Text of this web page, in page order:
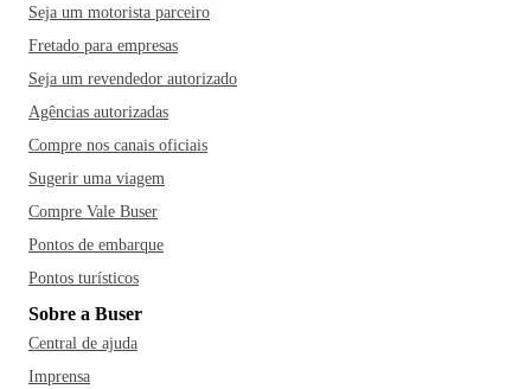
Seja um motorista parceiro
Fretado para empresas
Seja um revendedor autorizado
Agências autorizadas
Compre nos canais oficiais
Sugerir uma viagem
Compre Vale Buser
Pontos de embarque
Pontos turísticos
Sobre a Buser
Central de ajuda
Imprensa